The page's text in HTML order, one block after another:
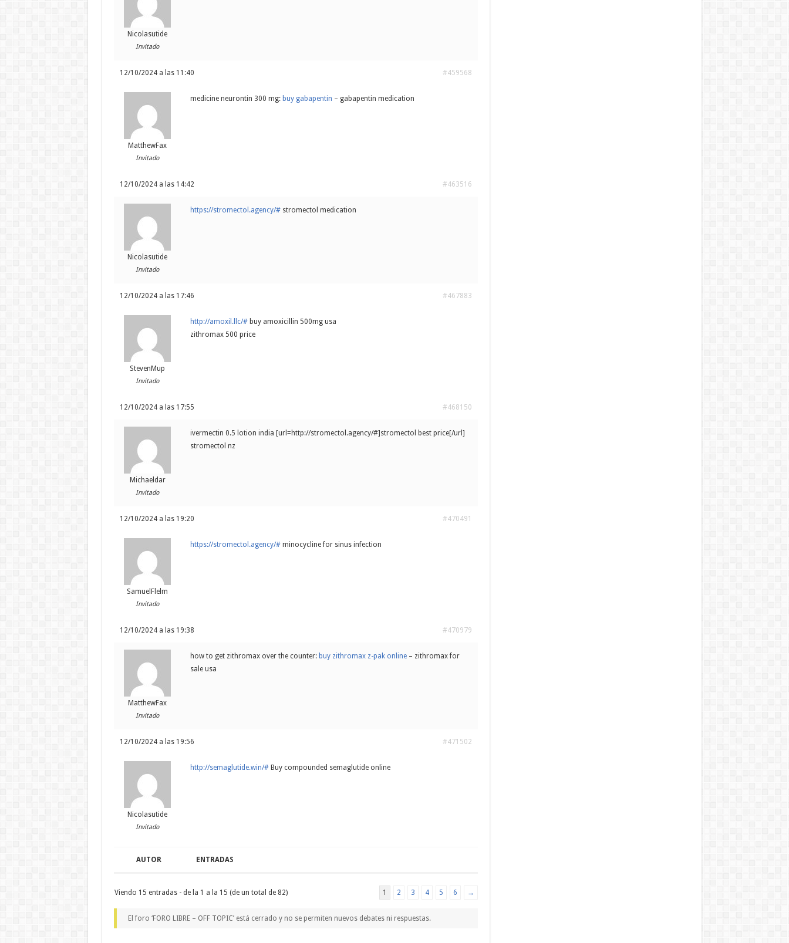
Nicolasutide
Invitado
12/10/2024 a las 11:40 #459568
MatthewFax
Invitado
medicine neurontin 300 mg: buy gabapentin – gabapentin medication
12/10/2024 a las 14:42 #463516
Nicolasutide
Invitado
https://stromectol.agency/#stromectol medication
12/10/2024 a las 17:46 #467883
StevenMup
Invitado
http://amoxil.llc/#buy amoxicillin 500mg usa
zithromax 500 price
12/10/2024 a las 17:55 #468150
Michaeldar
Invitado
ivermectin 0.5 lotion india [url=http://stromectol.agency/#]stromectol best price[/url]
stromectol nz
12/10/2024 a las 19:20 #470491
SamuelFlelm
Invitado
https://stromectol.agency/#minocycline for sinus infection
12/10/2024 a las 19:38 #470979
MatthewFax
Invitado
how to get zithromax over the counter: buy zithromax z-pak online– zithromax for
sale usa
12/10/2024 a las 19:56 #471502
Nicolasutide
Invitado
http://semaglutide.win/#Buy compounded semaglutide online
AUTOR ENTRADAS
Viendo 15 entradas - de la 1 a la 15 (de un total de 82) 1 2 3 4 5 6 →
El foro ‘FORO LIBRE – OFF TOPIC’ está cerrado y no se permiten nuevos debates ni respuestas.